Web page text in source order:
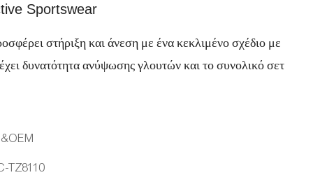
Sportswear
στήριξη και άνεση με ένα κεκλιμένο σχέδιο με
δυνατότητα ανύψωσης γλουτών και το συνολικό σετ
TZ8110